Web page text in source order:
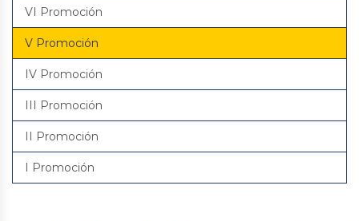
VI Promoción
V Promoción
IV Promoción
III Promoción
II Promoción
I Promoción